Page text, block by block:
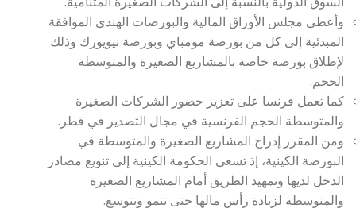
وأعطى مجلس الأوراق المالية والبورصات الهندي الموافقة
المبدئية إلى كل من بورصة مومباي وبورصة نيويورك وذلك
لإطلاق بورصة خاصة بالمشاريع الصغيرة والمتوسطة
الحجم.
كما تعمل فرنسا على تعزيز حضور الشركات الصغيرة
والمتوسطة الحجم الفرنسية في مجال التصدير في قطر.
ومن المقرر إدراج المشاريع الصغيرة والمتوسطة في
البورصة الكينية، إذ تسعى الحكومة الكينية إلى تنويع مصادر
الدخل لديها وتمهيد الطريق أمام المشاريع الصغيرة
والمتوسطة لزيادة رأس مالها حتى تنمو وتتوسع.